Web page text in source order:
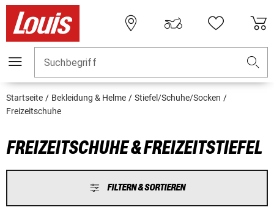
Suchbegriff
Startseite Bekleidung & Helme
Stiefel/Schuhe/Socken
Freizeitschuhe
FREIZEITSCHUHE & FREIZEITSTIEFEL
FILTERN & SORTIEREN